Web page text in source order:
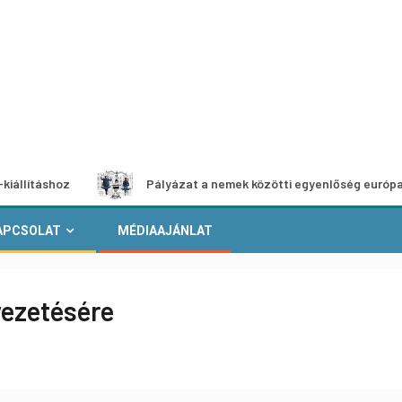
Pályázat a nemek közötti egyenlőség európai
MÉDIAAJÁNLAT